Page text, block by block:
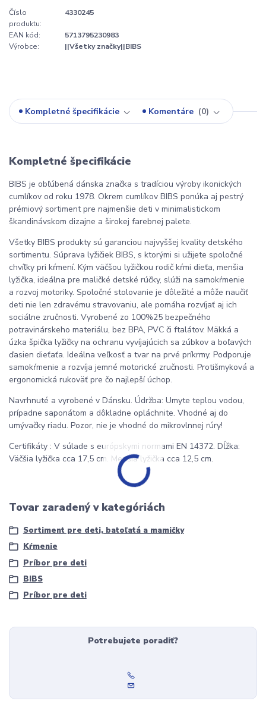
Číslo
produktu:
4330245
EAN kód:
5713795230983
Výrobce:
||Všetky značky||BIBS
Kompletné špecifikácie Komentáre 0
Kompletné špecifikácie
BIBS je obľúbená dánska značka s tradíciou výroby ikonických
cumlíkov od roku 1978. Okrem cumlíkov BIBS ponúka aj pestrý
prémiový sortiment pre najmenšie deti v minimalistickom
škandinávskom dizajne a širokej farebnej palete.
Všetky BIBS produkty sú garanciou najvyššej kvality detského
sortimentu. Súprava lyžičiek BIBS, s ktorými si užijete spoločné
chvíľky pri kŕmení. Kým väčšou lyžičkou rodič kŕmi dieťa, menšia
lyžička, ideálna pre maličké detské rúčky, slúži na samokŕmenie
a rozvoj motoriky. Spoločné stolovanie je dôležité a môže naučiť
deti nie len zdravému stravovaniu, ale pomáha rozvíjať aj ich
sociálne zručnosti. Vyrobené zo 100%25 bezpečného
potravinárskeho materiálu, bez BPA, PVC či ftalátov. Mäkká a
úzka špička lyžičky na ochranu vyvíjajúcich sa zúbkov a boľavých
ďasien dieťaťa. Ideálna veľkosť a tvar na prvé príkrmy. Podporuje
samokŕmenie a rozvíja jemné motorické zručnosti. Protišmyková a
ergonomická rukoväť pre čo najlepší úchop.
Navrhnuté a vyrobené v Dánsku. Údržba: Umyte teplou vodou,
prípadne saponátom a dôkladne opláchnite. Vhodné aj do
umývačky riadu. Pozor, nie je vhodné do mikrovlnnej rúry!
Certifikáty : V súlade s európskymi normami EN 14372. Dĺžka:
Väčšia lyžička cca 17,5 cm. Menšia lyžička cca 12,5 cm.
Tovar zaradený v kategóriách
Sortiment pre deti, batoľatá a mamičky
Kŕmenie
Príbor pre deti
BIBS
Príbor pre deti
Potrebujete poradiť?